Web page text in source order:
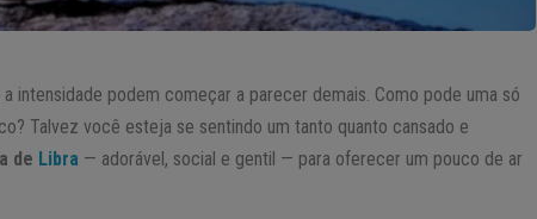
intensidade podem começar a parecer demais. Como pode uma só
Talvez você esteja se sentindo um tanto quanto cansado e
de Libra — adorável, social e gentil — para oferecer um pouco de ar